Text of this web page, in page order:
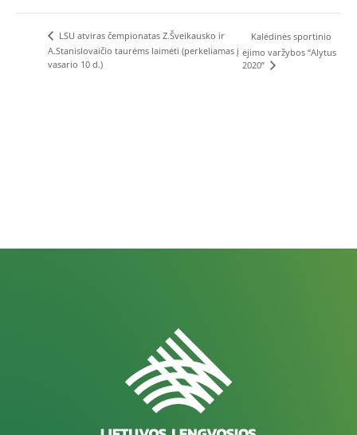
LSU atviras čempionatas Z.Šveikausko ir
A.Stanislovaičio taurėms laimėti (perkeliamas į
vasario 10 d.)
Kalėdinės sportinio
ėjimo varžybos “Alytus
2020”